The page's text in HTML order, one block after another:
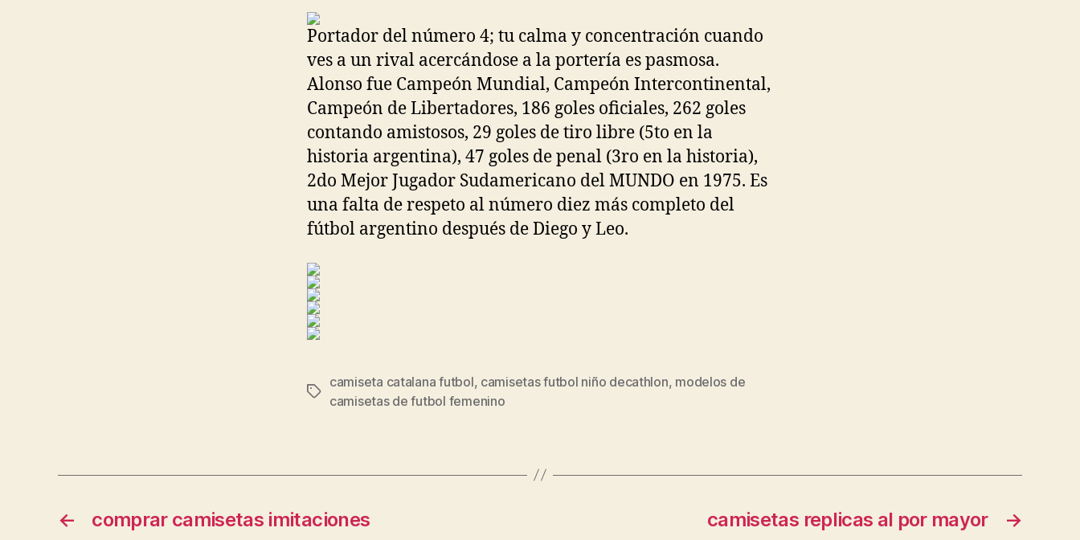
Portador del número 4; tu calma y concentración cuando
ves a un rival acercándose a la portería es pasmosa.
Alonso fue Campeón Mundial, Campeón Intercontinental,
Campeón de Libertadores, 186 goles oficiales, 262 goles
contando amistosos, 29 goles de tiro libre (5to en la
historia argentina), 47 goles de penal (3ro en la historia),
2do Mejor Jugador Sudamericano del MUNDO en 1975. Es
una falta de respeto al número diez más completo del
fútbol argentino después de Diego y Leo.
Etiquetas
camiseta catalana futbol, camisetas futbol niño decathlon, modelos de
camisetas de futbol femenino
← comprar camisetas imitaciones →
camisetas replicas al por mayor